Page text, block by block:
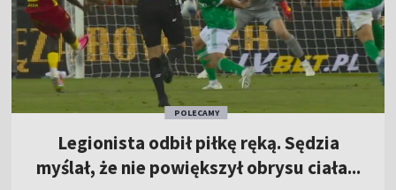
POLECAMY
Legionista odbił piłkę ręką. Sędzia
myślał, że nie powiększył obrysu ciała...